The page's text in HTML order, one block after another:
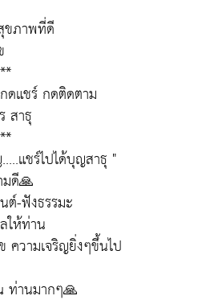
ขภาพที่ดี
ดแชร์ กดติดตาม
สาธุ
แชร์ไปได้บุญสาธุ "
ดี🙏
ต์-ฟังธรรมะ
ให้ท่าน
ความเจริญยิ่งๆขึ้นไป
ท่านมากๆ🙏